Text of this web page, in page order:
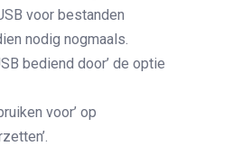
voor bestanden
nodig nogmaals.
bediend door’ de optie
voor’ op